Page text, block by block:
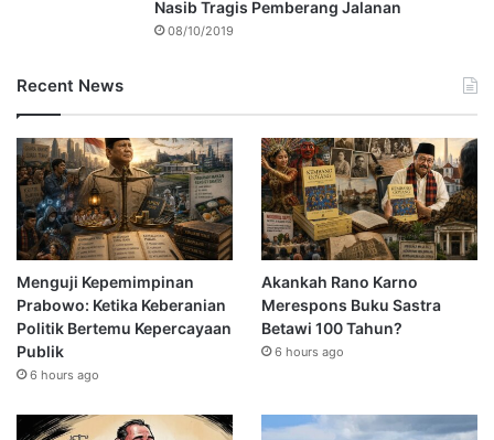
Nasib Tragis Pemberang Jalanan
08/10/2019
Recent News
Menguji Kepemimpinan
Prabowo: Ketika Keberanian
Politik Bertemu Kepercayaan
Publik
6 hours ago
Akankah Rano Karno
Merespons Buku Sastra
Betawi 100 Tahun?
6 hours ago